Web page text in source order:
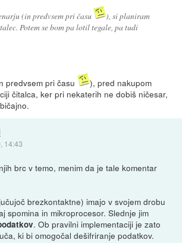
(in predvsem pri času
), si planiram
Potem se bom pa lotil tegale, pa tudi
predvsem pri času
), pred nakupom
čitalca, ker pri nekaterih ne dobiš ničesar,
14:43
brc v temo, menim da je tale komentar
brezkontaktne) imajo v svojem drobu
spomina in mikroprocesor. Slednje jim
. Ob pravilni implementaciji je zato
ki bi omogočal dešifriranje podatkov.